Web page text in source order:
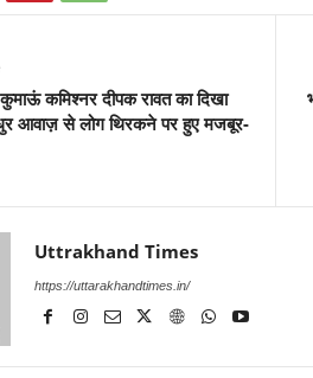
कमिश्नर दीपक रावत का दिखा
आवाज़ से लोग थिरकने पर हुए मजबूर-
Uttrakhand Times
https://uttarakhandtimes.in/